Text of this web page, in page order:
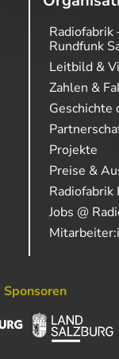
Radiofabrik
Rundfunk
Leitbild &
Zahlen &
Geschichte
Projekte
Preise &
Jobs @